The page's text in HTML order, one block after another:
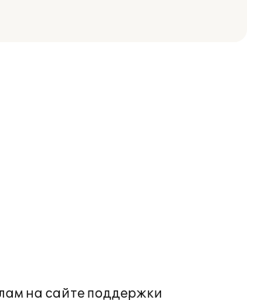
на сайте поддержки